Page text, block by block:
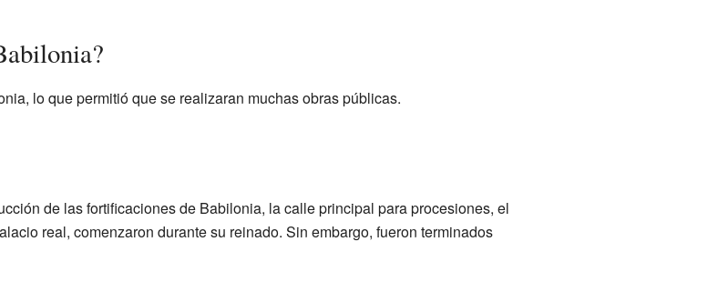
lo que permitió que se realizaran muchas obras públicas.
de las fortificaciones de Babilonia, la calle principal para procesiones, el
real, comenzaron durante su reinado. Sin embargo, fueron terminados